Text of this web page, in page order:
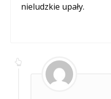
nieludzkie upały.